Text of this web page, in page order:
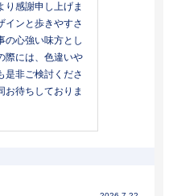
り感謝申し上げま
インと歩きやすさ
の心強い味方とし
際には、色違いや
是非ご検討くださ
お待ちしておりま